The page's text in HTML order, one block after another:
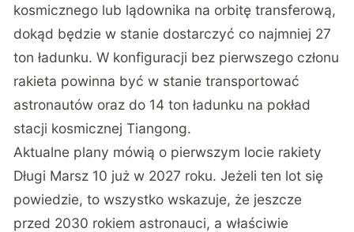
kosmicznego lub lądownika na orbitę transferową,
dokąd będzie w stanie dostarczyć co najmniej 27
ton ładunku. W konfiguracji bez pierwszego członu
rakieta powinna być w stanie transportować
astronautów oraz do 14 ton ładunku na pokład
stacji kosmicznej Tiangong.
Aktualne plany mówią o pierwszym locie rakiety
Długi Marsz 10 już w 2027 roku. Jeżeli ten lot się
powiedzie, to wszystko wskazuje, że jeszcze
przed 2030 rokiem astronauci, a właściwie